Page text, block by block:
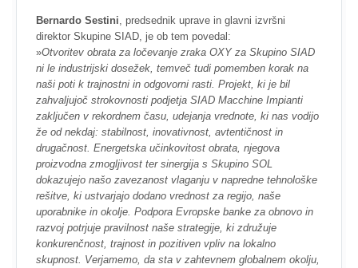
Bernardo Sestini , predsednik uprave in glavni izvršni
direktor Skupine SIAD, je ob tem povedal:
»Otvoritev obrata za ločevanje zraka OXY za Skupino SIAD
ni le industrijski dosežek, temveč tudi pomemben korak na
naši poti k trajnostni in odgovorni rasti. Projekt, ki je bil
zahvaljujoč strokovnosti podjetja SIAD Macchine Impianti
zaključen v rekordnem času, udejanja vrednote, ki nas vodijo
že od nekdaj: stabilnost, inovativnost, avtentičnost in
drugačnost. Energetska učinkovitost obrata, njegova
proizvodna zmogljivost ter sinergija s Skupino SOL
dokazujejo našo zavezanost vlaganju v napredne tehnološke
rešitve, ki ustvarjajo dodano vrednost za regijo, naše
uporabnike in okolje. Podpora Evropske banke za obnovo in
razvoj potrjuje pravilnost naše strategije, ki združuje
konkurenčnost, trajnost in pozitiven vpliv na lokalno
skupnost. Verjamemo, da sta v zahtevnem globalnem okolju,